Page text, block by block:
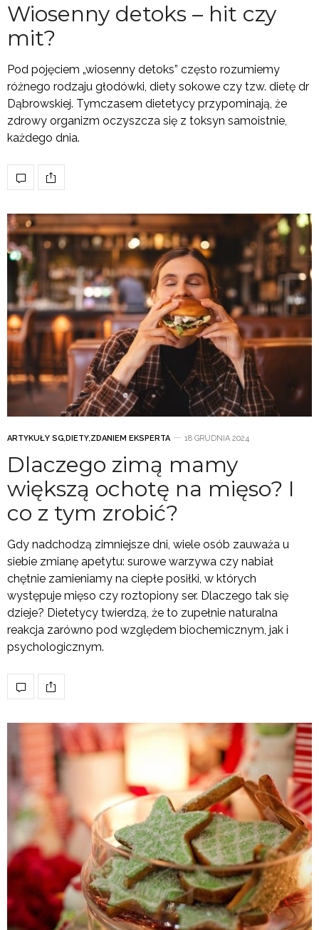
Wiosenny detoks – hit czy
mit?
Pod pojęciem „wiosenny detoks” często rozumiemy
różnego rodzaju głodówki, diety sokowe czy tzw. dietę dr
Dąbrowskiej. Tymczasem dietetycy przypominają, że
zdrowy organizm oczyszcza się z toksyn samoistnie,
każdego dnia.
ARTYKUŁY SG,DIETY,ZDANIEM EKSPERTA 18 GRUDNIA 2024
Dlaczego zimą mamy
większą ochotę na mięso? I
co z tym zrobić?
Gdy nadchodzą zimniejsze dni, wiele osób zauważa u
siebie zmianę apetytu: surowe warzywa czy nabiał
chętnie zamieniamy na ciepłe posiłki, w których
występuje mięso czy roztopiony ser. Dlaczego tak się
dzieje? Dietetycy twierdzą, że to zupełnie naturalna
reakcja zarówno pod względem biochemicznym, jak i
psychologicznym.